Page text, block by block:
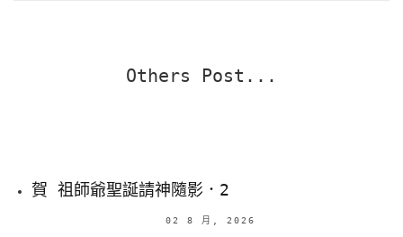
Others Post...
賀 祖師爺聖誕請神隨影．2
02 8 月, 2026